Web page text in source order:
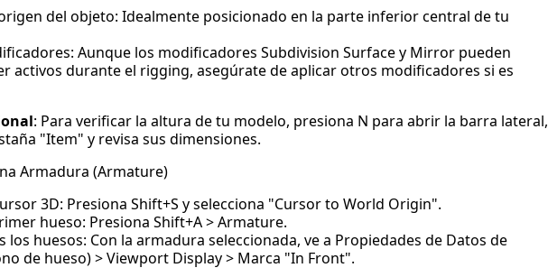
del objeto: Idealmente posicionado en la parte inferior central de tu
Aunque los modificadores Subdivision Surface y Mirror pueden
activos durante el rigging, asegúrate de aplicar otros modificadores si es
: Para verificar la altura de tu modelo, presiona N para abrir la barra lateral,
"Item" y revisa sus dimensiones.
Armadura (Armature)
3D: Presiona Shift+S y selecciona "Cursor to World Origin".
hueso: Presiona Shift+A > Armature.
los huesos: Con la armadura seleccionada, ve a Propiedades de Datos de
de hueso) > Viewport Display > Marca "In Front".